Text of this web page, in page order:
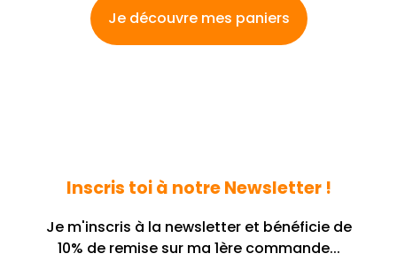
Je découvre mes paniers
Inscris toi à notre Newsletter !
Je m'inscris à la newsletter et bénéficie de
10% de remise sur ma 1ère commande...